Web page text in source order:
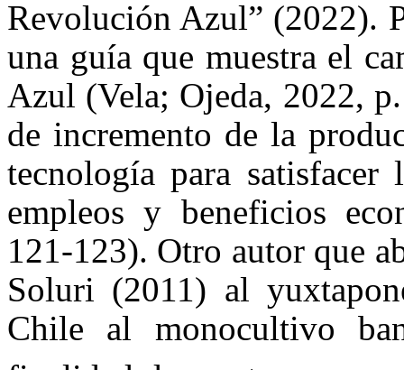
Revolución Azul” (2022).
una guía que muestra el
Azul (Vela; Ojeda, 2022,
de incremento de la
tecnología para satisfacer
empleos y beneficios
121-123). Otro autor que
Soluri (2011) al
Chile al monocultivo